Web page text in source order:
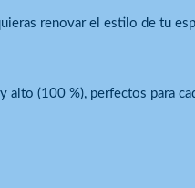
renovar el estilo de tu
(100 %), perfectos para